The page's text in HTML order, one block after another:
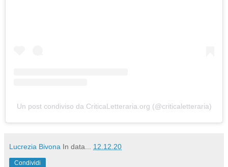
Un post condiviso da CriticaLetteraria.org (@criticaletteraria)
Lucrezia Bivona In data... 12.12.20
Condividi